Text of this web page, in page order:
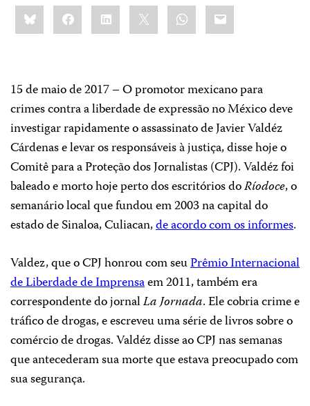
Share
this:BlueskyFacebookLinkedIn WhatsApp
Email
15 de maio de 2017 – O promotor mexicano para
crimes contra a liberdade de expressão no México deve
investigar rapidamente o assassinato de Javier Valdéz
Cárdenas e levar os responsáveis à justiça, disse hoje o
Comitê para a Proteção dos Jornalistas (CPJ). Valdéz foi
baleado e morto hoje perto dos escritórios doRíodoce, o
semanário local que fundou em 2003 na capital do
estado de Sinaloa, Culiacan,de acordo com os informes.
Valdez, que o CPJ honrou com seuPrêmio Internacional
de Liberdade de Imprensaem 2011, também era
correspondente do jornalLa Jornada. Ele cobria crime e
tráfico de drogas, e escreveu uma série de livros sobre o
comércio de drogas. Valdéz disse ao CPJ nas semanas
que antecederam sua morte que estava preocupado com
sua segurança.